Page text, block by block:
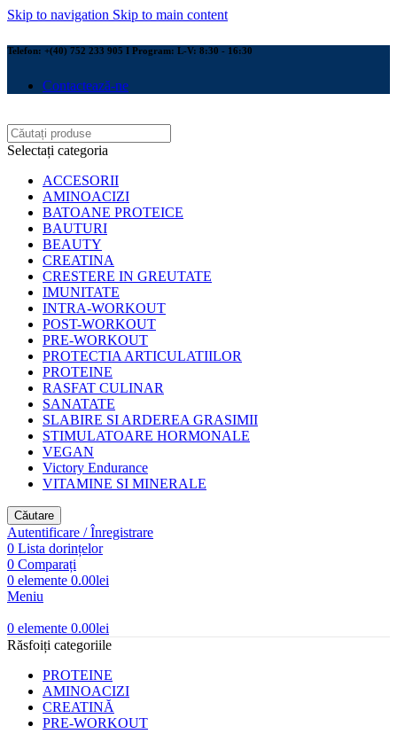
Skip to navigation Skip to main content
Telefon: +(40) 752 233 905 I Program: L-V: 8:30 - 16:30
Contactează-ne
Selectați categoria
ACCESORII
AMINOACIZI
BATOANE PROTEICE
BAUTURI
BEAUTY
CREATINA
CRESTERE IN GREUTATE
IMUNITATE
INTRA-WORKOUT
POST-WORKOUT
PRE-WORKOUT
PROTECTIA ARTICULATIILOR
PROTEINE
RASFAT CULINAR
SANATATE
SLABIRE SI ARDEREA GRASIMII
STIMULATOARE HORMONALE
VEGAN
Victory Endurance
VITAMINE SI MINERALE
Căutare
Autentificare / Înregistrare
0 Lista dorințelor
0 Comparați
0 elemente 0.00lei
Meniu
0 elemente 0.00lei
Răsfoiți categoriile
PROTEINE
AMINOACIZI
CREATINĂ
PRE-WORKOUT